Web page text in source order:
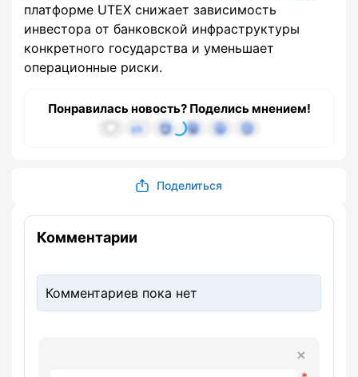
платформе UTEX снижает зависимость
инвестора от банковской инфраструктуры
конкретного государства и уменьшает
операционные риски.
Понравилась новость? Поделись мнением!
Поделиться
Комментарии
Комментариев пока нет